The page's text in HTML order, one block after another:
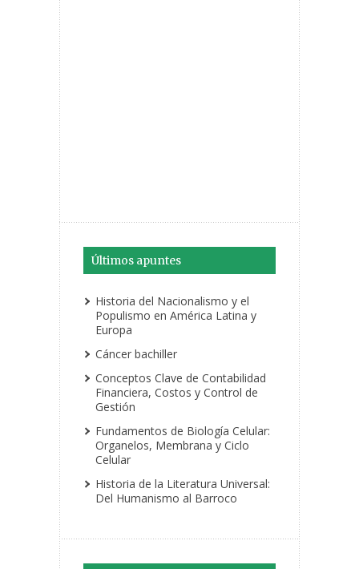
Últimos apuntes
Historia del Nacionalismo y el
Populismo en América Latina y
Europa
Cáncer bachiller
Conceptos Clave de Contabilidad
Financiera, Costos y Control de
Gestión
Fundamentos de Biología Celular:
Organelos, Membrana y Ciclo
Celular
Historia de la Literatura Universal:
Del Humanismo al Barroco